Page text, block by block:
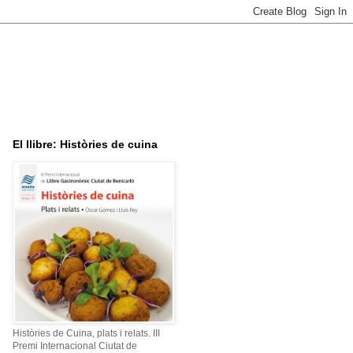
El llibre: Històries de cuina
Històries de Cuina, plats i relats. III
Premi Internacional Ciutat de